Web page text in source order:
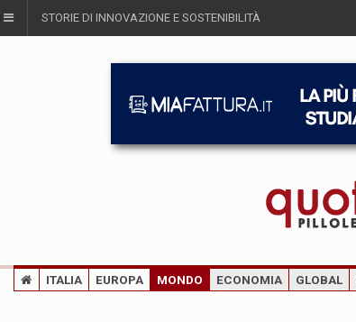
STORIE DI INNOVAZIONE E SOSTENIBILITÀ
ITALIA EUROPA MONDO ECONOMIA GLOBAL